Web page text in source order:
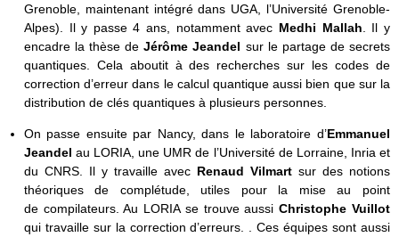
Grenoble, maintenant intégré dans UGA, l’Université Grenoble-
Alpes). Il y passe 4 ans, notamment avec Medhi Mallah . Il y
encadre la thèse deJérôme Jeandel sur le partage de secrets
quantiques. Cela aboutit à des recherches sur les codes de
correction d’erreur dans le calcul quantique aussi bien que sur la
distribution de clés quantiques à plusieurs personnes.
On passe ensuite par Nancy, dans le laboratoire d’Emmanuel
Jeandel au LORIA, une UMR de l’Université de Lorraine, Inria et
du CNRS. Il y travaille avec Renaud Vilmartsur des notions
théoriques de complétude, utiles pour la mise au point
de compilateurs. Au LORIA se trouve aussiChristophe Vuillot
qui travaille sur la correction d’erreurs. . Ces équipes sont aussi